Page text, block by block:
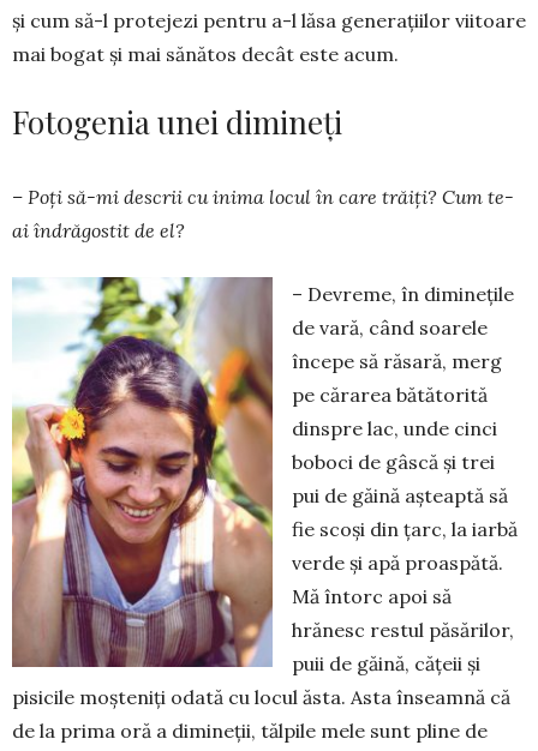
și cum să-l protejezi pentru a-l lăsa ge­ne­rațiilor viitoare
mai bogat și mai sănătos decât este acum.
Fotogenia unei dimineți
– Poți să-mi descrii cu inima locul în care trăiți? Cum te-
ai în­drăgostit de el?
– Devreme, în diminețile
de vară, când soarele
începe să răsară, merg
pe cărarea bătătorită
dinspre lac, unde cinci
boboci de gâs­că și trei
pui de găină așteaptă să
fie scoși din țarc, la iarbă
verde și apă proaspătă.
Mă în­torc apoi să
hrănesc restul păsărilor,
pu­ii de găină, cățeii și
pisicile moșteniți odată cu locul ăsta. Asta înseamnă că
de la prima oră a dimineții, tălpile mele sunt pline de